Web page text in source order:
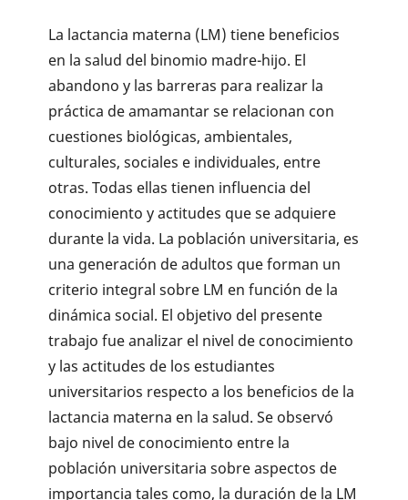
La lactancia materna (LM) tiene beneficios
en la salud del binomio madre-hijo. El
abandono y las barreras para realizar la
práctica de amamantar se relacionan con
cuestiones biológicas, ambientales,
culturales, sociales e individuales, entre
otras. Todas ellas tienen influencia del
conocimiento y actitudes que se adquiere
durante la vida. La población universitaria, es
una generación de adultos que forman un
criterio integral sobre LM en función de la
dinámica social. El objetivo del presente
trabajo fue analizar el nivel de conocimiento
y las actitudes de los estudiantes
universitarios respecto a los beneficios de la
lactancia materna en la salud. Se observó
bajo nivel de conocimiento entre la
población universitaria sobre aspectos de
importancia tales como, la duración de la LM